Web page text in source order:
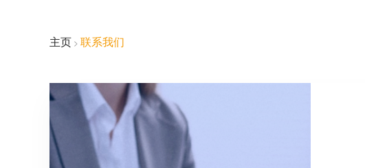
主页 > 联系我们